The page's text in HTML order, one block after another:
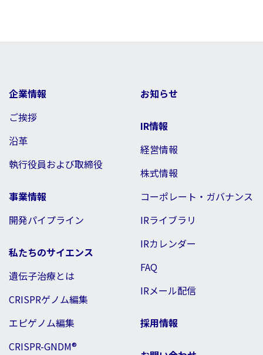
企業情報
ご挨拶
沿革
執行役員および取締役
事業情報
開発パイプライン
私たちのサイエンス
遺伝子治療とは
CRISPRゲノム編集
エピゲノム編集
CRISPR-GNDM®
お知らせ
IR情報
経営情報
株式情報
コーポレート・ガバナンス
IRライブラリ
IRカレンダー
FAQ
IRメール配信
採用情報